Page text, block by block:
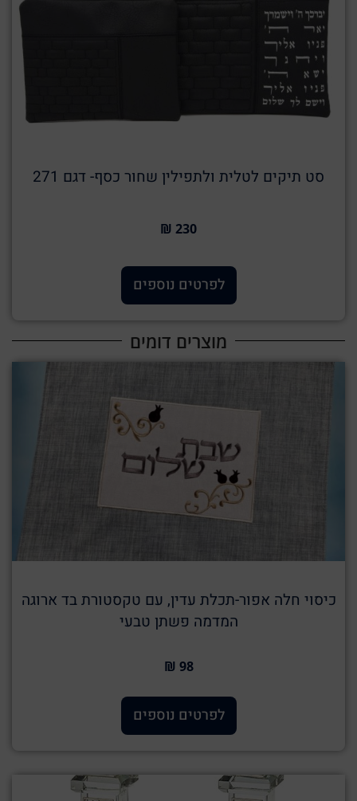
סט תיקים לטלית ולתפילין שחור כסף- דגם 271
230 ₪
לפרטים נוספים
מוצרים דומים
כיסוי חלה אפור-תכלת עדין, עם טקסטורת בד ארוגה
המדמה פשתן טבעי
98 ₪
לפרטים נוספים